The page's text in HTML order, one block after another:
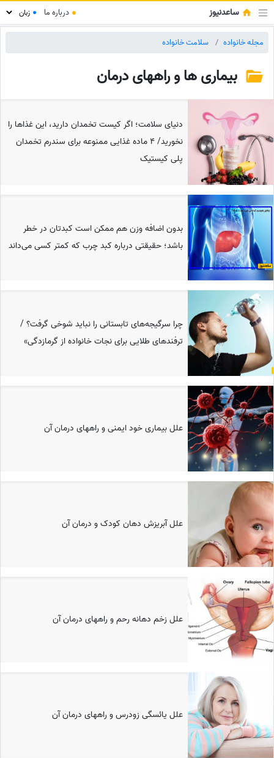
ساعدنیوز ● درباره ما ●
مجله خانواده سلامت خانواده
بیماری ها و راههای درمان
دنیای سلامت؛ اگر کیست تخمدان دارید، این غذاها را
نخورید/ 4 ماده غذایی ممنوعه برای سندرم تخمدان
پلی کیستیک
بدون اضافه وزن هم ممکن است کبدتان در خطر
باشد؛ حقیقتی درباره کبد چرب که کمتر کسی می‌داند
چرا سرگیجه‌های تابستانی را نباید شوخی گرفت؟ /
ترفندهای طلایی برای نجات خانواده از گرمازدگی»
علل بیماری خود ایمنی و راههای درمان آن
علل آبریزش دهان کودک و درمان آن
علل زخم دهانه رحم و راههای درمان آن
علل یائسگی زودرس و راههای درمان آن